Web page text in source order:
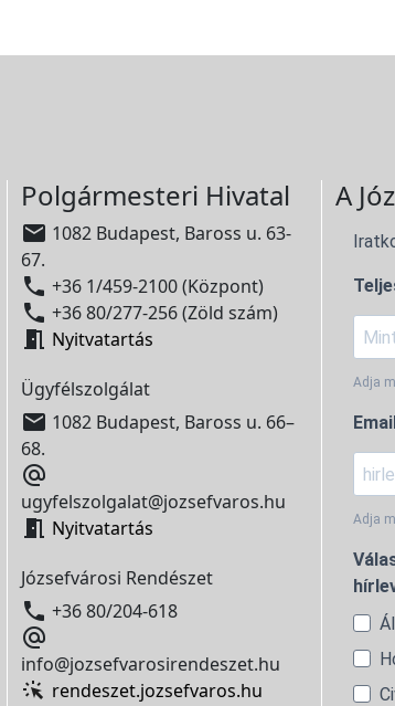
Polgármesteri Hivatal
 1082 Budapest, Baross u. 63-
67.
 +36 1/459-2100 (Központ)
 +36 80/277-256 (Zöld szám)
 Nyitvatartás
Ügyfélszolgálat
 1082 Budapest, Baross u. 66–
68.

ugyfelszolgalat@jozsefvaros.hu
 Nyitvatartás
Józsefvárosi Rendészet
 +36 80/204-618

info@jozsefvarosirendeszet.hu
rendeszet.jozsefvaros.hu
A
Adja
Adja